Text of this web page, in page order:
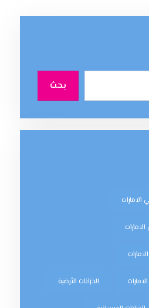
بحث
الخزانات الأرضية